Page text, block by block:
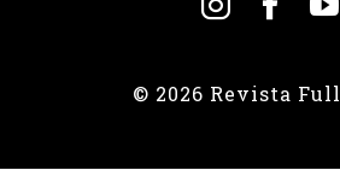
© 2026 Revista